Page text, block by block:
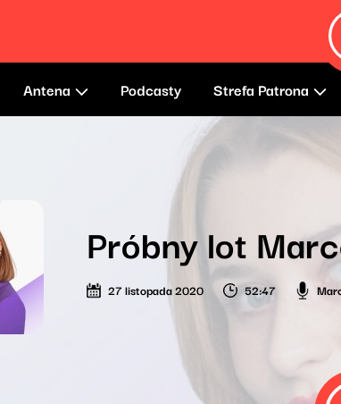
Antena Podcasty Strefa Patrona
Próbny lot
27 listopada 2020 52:47